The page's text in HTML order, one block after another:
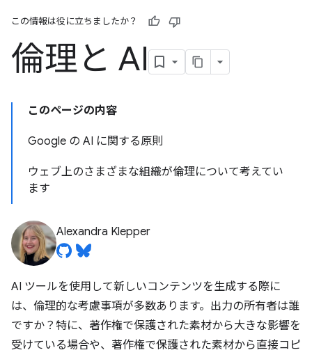
この情報は役に立ちましたか？
倫理と AI
このページの内容
Google の AI に関する原則
ウェブ上のさまざまな組織が倫理について考えてい
ます
Alexandra Klepper
AI ツールを使用して新しいコンテンツを生成する際に
は、倫理的な考慮事項が多数あります。出力の所有者は誰
ですか？特に、著作権で保護された素材から大きな影響を
受けている場合や、著作権で保護された素材から直接コピ